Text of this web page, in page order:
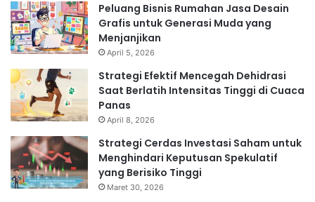
Peluang Bisnis Rumahan Jasa Desain
Grafis untuk Generasi Muda yang
Menjanjikan
April 5, 2026
Strategi Efektif Mencegah Dehidrasi
Saat Berlatih Intensitas Tinggi di Cuaca
Panas
April 8, 2026
Strategi Cerdas Investasi Saham untuk
Menghindari Keputusan Spekulatif
yang Berisiko Tinggi
Maret 30, 2026